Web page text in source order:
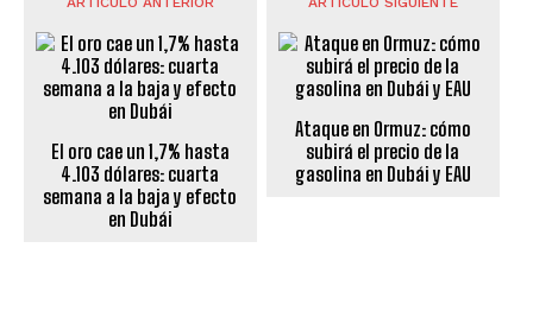
El oro cae un 1,7% hasta
4.103 dólares: cuarta
semana a la baja y efecto
en Dubái
Ataque en Ormuz: cómo
subirá el precio de la
gasolina en Dubái y EAU